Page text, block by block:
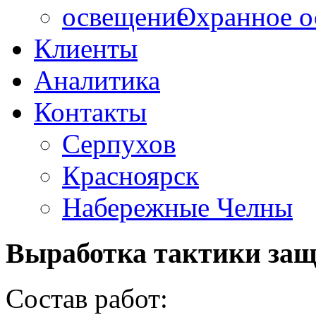
Охранное
Клиенты
Аналитика
Контакты
Серпухов
Красноярск
Набережные Челны
Выработка тактики
Состав работ: